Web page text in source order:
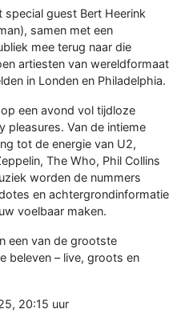
special guest Bert Heerink
samen met een
mee terug naar die
artiesten van wereldformaat
in Londen en Philadelphia.
een avond vol tijdloze
pleasures. Van de intieme
tot de energie van U2,
The Who, Phil Collins
worden de nummers
en achtergrondinformatie
voelbaar maken.
een van de grootste
beleven – live, groots en
20:15 uur